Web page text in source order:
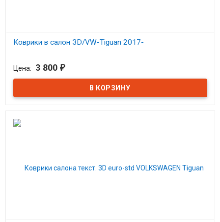
Коврики в салон 3D/VW-Tiguan 2017-
Цена: 3 800 ₽